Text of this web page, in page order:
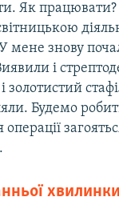
Як працювати?
мене знову
і
золотистий
Будемо